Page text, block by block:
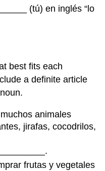
(tú) en inglés “lo
best fits each
a definite article
animales
jirafas, cocodrilos,
frutas y vegetales